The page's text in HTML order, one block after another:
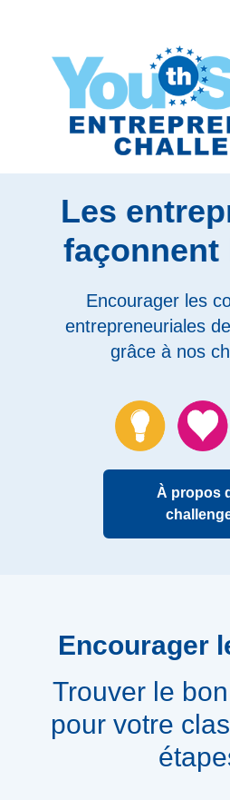
Les
façonnent
Encourager les
entrepreneuriales
grâce à nos
À propos
Encourager
Trouver le
pour votre